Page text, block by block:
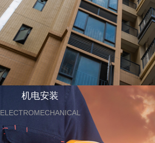
机电安装
ELECTROMECHANICAL